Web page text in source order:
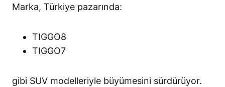
Marka, Türkiye pazarında:
TIGGO8
TIGGO7
gibi SUV modelleriyle büyümesini sürdürüyor.